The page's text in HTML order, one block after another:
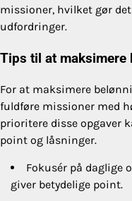
missioner, hvilket gør
udfordringer.
Tips til at
For at maksimere
fuldføre missioner med
prioritere disse opgaver
point og låsninger.
Fokusér på daglige
giver betydelige point.